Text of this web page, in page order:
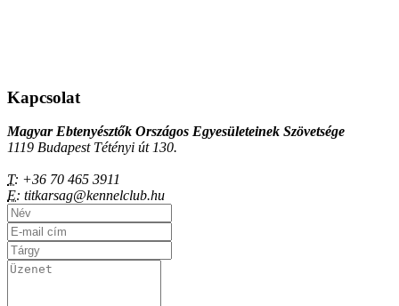
Kapcsolat
Magyar Ebtenyésztők Országos Egyesületeinek Szövetsége
1119 Budapest Tétényi út 130.
T: +36 70 465 3911
E: titkarsag@kennelclub.hu